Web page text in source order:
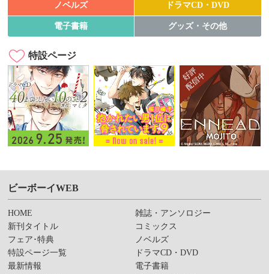
ノベルズ ドラマCD・DVD
電子書籍 グッズ・その他
特設ページ
ビーボーイWEB
HOME
新刊タイトル
フェア･特典
特設ページ一覧
最新情報
雑誌・アンソロジー
コミックス
ノベルズ
ドラマCD・DVD
電子書籍